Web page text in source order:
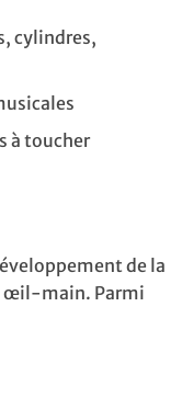
cylindres,
à toucher
de la
œil-main. Parmi